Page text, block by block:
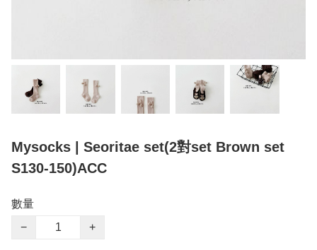
Mysocks | Seoritae set(2對set Brown set
S130-150)ACC
數量
−
+